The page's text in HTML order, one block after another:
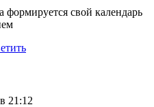
формируется свой календарь
21:12